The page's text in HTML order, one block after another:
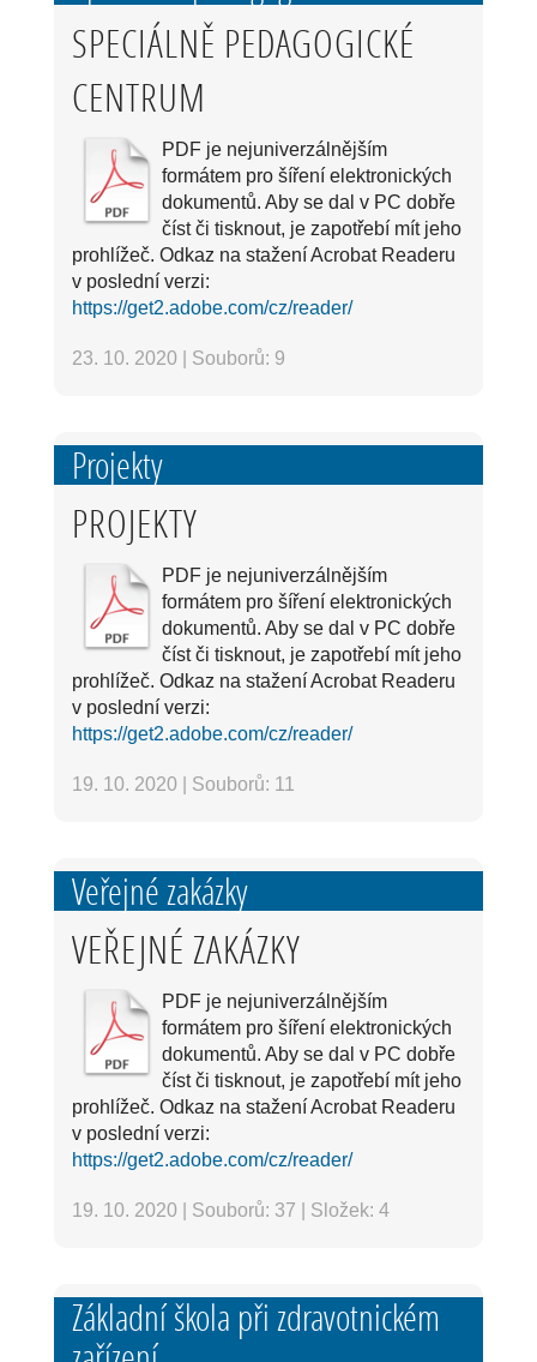
SPECIÁLNĚ PEDAGOGICKÉ
CENTRUM
PDF je nejuniverzálnějším
formátem pro šíření elektronických
dokumentů. Aby se dal v PC dobře
číst či tisknout, je zapotřebí mít jeho
prohlížeč. Odkaz na stažení Acrobat Readeru
v poslední verzi:
https://get2.adobe.com/cz/reader/
23. 10. 2020 Souborů: 9
Projekty
PROJEKTY
PDF je nejuniverzálnějším
formátem pro šíření elektronických
dokumentů. Aby se dal v PC dobře
číst či tisknout, je zapotřebí mít jeho
prohlížeč. Odkaz na stažení Acrobat Readeru
v poslední verzi:
https://get2.adobe.com/cz/reader/
19. 10. 2020 Souborů: 11
Veřejné zakázky
VEŘEJNÉ ZAKÁZKY
PDF je nejuniverzálnějším
formátem pro šíření elektronických
dokumentů. Aby se dal v PC dobře
číst či tisknout, je zapotřebí mít jeho
prohlížeč. Odkaz na stažení Acrobat Readeru
v poslední verzi:
https://get2.adobe.com/cz/reader/
19. 10. 2020 Souborů: 37 Složek: 4
Základní škola při zdravotnickém